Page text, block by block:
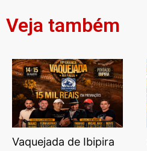
Veja também
Vaquejada de Ibipira